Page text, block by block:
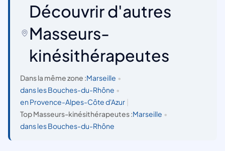
Découvrir d'autres
Masseurs-
kinésithérapeutes
Dans la même zone :Marseille •
dans les Bouches-du-Rhône •
en Provence-Alpes-Côte d'Azur
Top Masseurs-kinésithérapeutes :Marseille •
dans les Bouches-du-Rhône